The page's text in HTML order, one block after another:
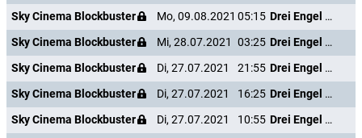
Sky Cinema Blockbuster
Mo, 09.08.2021 05:15
Drei Engel für Charlie - Volle Power
Sky Cinema Blockbuster
Mi, 28.07.2021 03:25
Drei Engel für Charlie - Volle Power
Sky Cinema Blockbuster
Di, 27.07.2021 21:55
Drei Engel für Charlie - Volle Power
Sky Cinema Blockbuster
Di, 27.07.2021 16:25
Drei Engel für Charlie - Volle Power
Sky Cinema Blockbuster
Di, 27.07.2021 10:55
Drei Engel für Charlie - Volle Power